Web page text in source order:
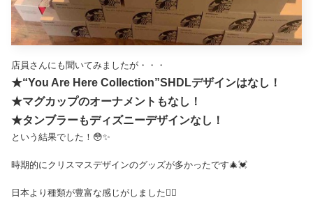
店員さんにも聞いてみましたが・・・
★“You Are Here Collection”SHDLデザインはなし！
★マグカップのオーナメントもなし！
★タンブラーもディズニーデザインなし！
という結果でした！😳✨
時期的にクリスマスデザインのグッズが多かったです🎄💓
日本より種類が豊富な感じがしました🤷‍♀️